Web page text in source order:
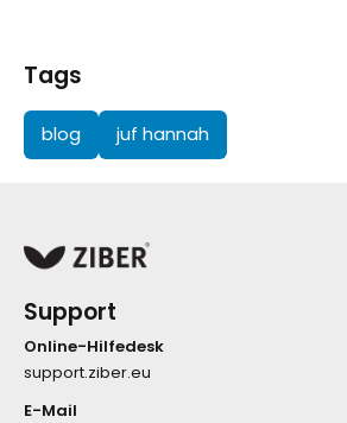
Tags
blog juf hannah
Support
Online-Hilfedesk
support.ziber.eu
E-Mail